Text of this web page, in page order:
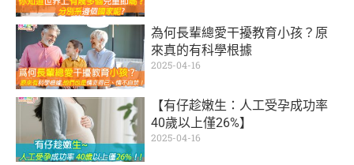
為何長輩總愛干擾教育小孩？原
來真的有科學根據
2025-04-16
【有仔趁嫩生：人工受孕成功率
40歲以上僅26%】
2025-04-16